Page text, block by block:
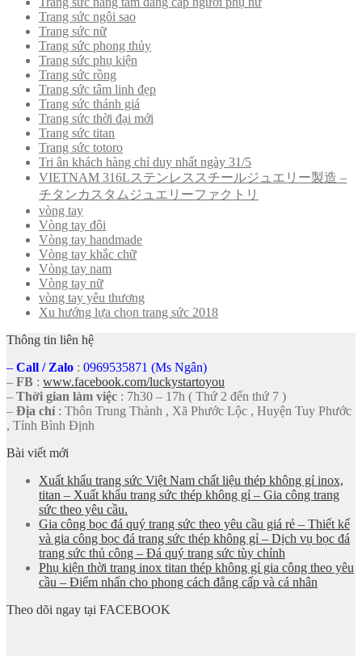
Trang sức ngôi sao
Trang sức nữ
Trang sức phong thủy
Trang sức phụ kiện
Trang sức rồng
Trang sức tâm linh đẹp
Trang sức thánh giá
Trang sức thời đại mới
Trang sức titan
Trang sức totoro
Tri ân khách hàng chỉ duy nhất ngày 31/5
VIETNAM 316Lステンレススチールジュエリー製造 –
チタンカスタムジュエリーファクトリ
vòng tay
Vòng tay đôi
Vòng tay handmade
Vòng tay khắc chữ
Vòng tay nam
Vòng tay nữ
vòng tay yêu thương
Xu hướng lựa chọn trang sức 2018
Thông tin liên hệ
– Call / Zalo : 0969535871 (Ms Ngân)
– FB : www.facebook.com/luckystartoyou
– Thời gian làm việc : 7h30 – 17h ( Thứ 2 đến thứ 7 )
– Địa chỉ : Thôn Trung Thành , Xã Phước Lộc , Huyện Tuy Phước
, Tỉnh Bình Định
Bài viết mới
Xuất khẩu trang sức Việt Nam chất liệu thép không gỉ inox,
titan – Xuất khẩu trang sức thép không gỉ – Gia công trang
sức theo yêu cầu.
Gia công bọc đá quý trang sức theo yêu cầu giá rẻ – Thiết kế
và gia công bọc đá trang sức thép không gỉ – Dịch vụ bọc đá
trang sức thủ công – Đá quý trang sức tùy chỉnh
Phụ kiện thời trang inox titan thép không gỉ gia công theo yêu
cầu – Điểm nhấn cho phong cách đẳng cấp và cá nhân
Theo dõi ngay tại FACEBOOK